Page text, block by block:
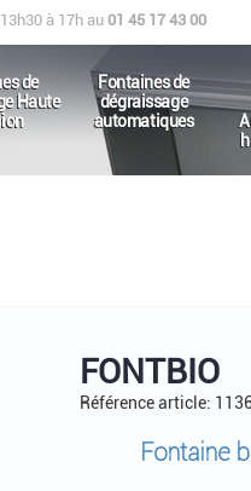
à 17h au 01 45 17 43 00
de
Haute
Fontaines de
dégraissage
automatiques
FONTBIO
Référence article:
Fontaine